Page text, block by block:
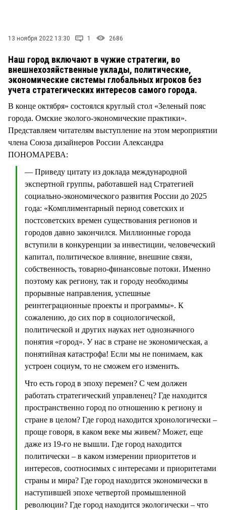
13 ноября 2022 13:30 1 2686
Наш город включают в чужие стратегии, во
внешнехозяйственные уклады, политические,
экономические системы глобальных игроков без
учета стратегических интересов самого города.
В конце октября» состоялся круглый стол «Зеленый пояс
города. Омские эколого-экономические практики».
Представляем читателям выступление на этом мероприятии
члена Союза дизайнеров России Александра
ПОНОМАРЕВА:
— Приведу цитату из доклада международной
экспертной группы, работавшей над Стратегией
социально-экономического развития России до 2025
года: «Комплиментарный период советских и
постсоветских времен существования регионов и
городов давно закончился. Миллионные города
вступили в конкуренции за инвестиции, человеческий
капитал, политическое влияние, внешние связи,
собственность, товарно-финансовые потоки. Именно
поэтому как региону, так и городу необходимы
прорывные направления, успешные
реинтеграционные проекты и программы». К
сожалению, до сих пор в социологической,
политической и других науках нет однозначного
понятия «город». У нас в стране не экономическая, а
понятийная катастрофа! Если мы не понимаем, как
устроен социум, то не сможем его изменить.
Что есть город в эпоху перемен? С чем должен
работать стратегический управленец? Где находится
пространственно город по отношению к региону и
стране в целом? Где город находится хронологически –
проще говоря, в каком веке мы живем? Может, еще
даже из 19-го не вышли. Где город находится
политически – в каком измерении приоритетов и
интересов, соотносимых с интересами и приоритетами
страны и мира? Где город находится экономически в
наступившей эпохе четвертой промышленной
революции? Где город находится экологически – что